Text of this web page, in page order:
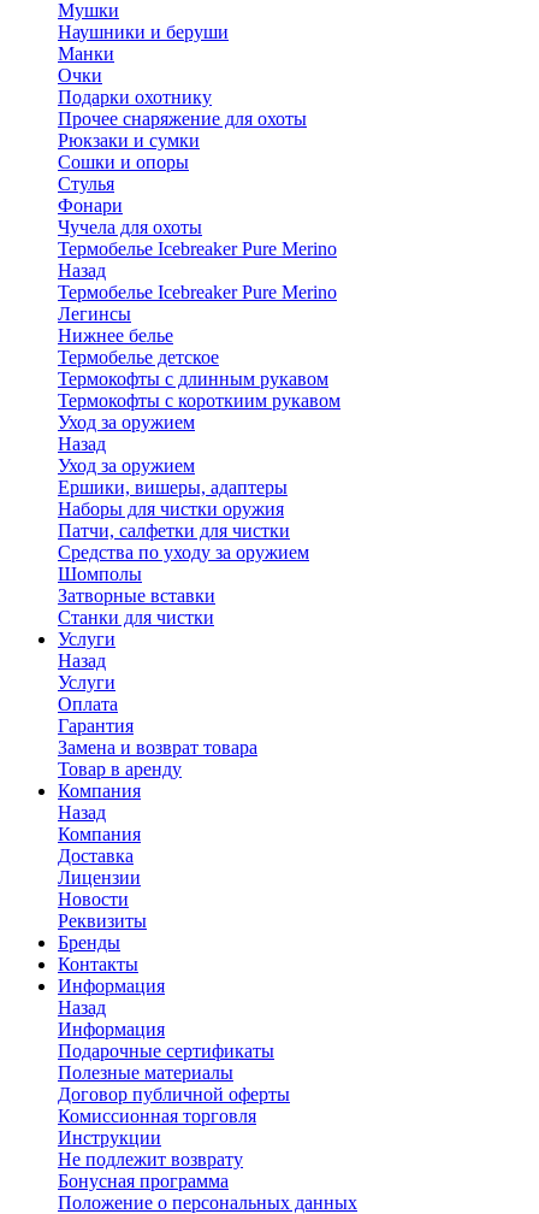
Мушки
Наушники и беруши
Манки
Очки
Подарки охотнику
Прочее снаряжение для охоты
Рюкзаки и сумки
Сошки и опоры
Стулья
Фонари
Чучела для охоты
Термобелье Icebreaker Pure Merino
Назад
Термобелье Icebreaker Pure Merino
Легинсы
Нижнее белье
Термобелье детское
Термокофты с длинным рукавом
Термокофты с короткиим рукавом
Уход за оружием
Назад
Уход за оружием
Ершики, вишеры, адаптеры
Наборы для чистки оружия
Патчи, салфетки для чистки
Средства по уходу за оружием
Шомполы
Затворные вставки
Станки для чистки
Услуги
Назад
Услуги
Оплата
Гарантия
Замена и возврат товара
Товар в аренду
Компания
Назад
Компания
Доставка
Лицензии
Новости
Реквизиты
Бренды
Контакты
Информация
Назад
Информация
Подарочные сертификаты
Полезные материалы
Договор публичной оферты
Комиссионная торговля
Инструкции
Не подлежит возврату
Бонусная программа
Положение о персональных данных